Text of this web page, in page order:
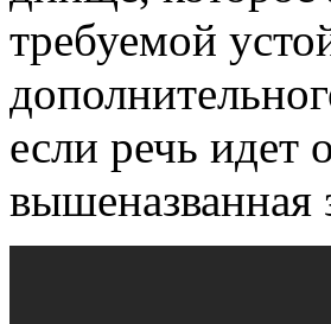
требуемой
если речь идет
вышеназванная